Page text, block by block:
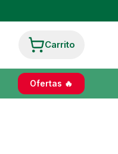
Carrito
Ofertas 🔥